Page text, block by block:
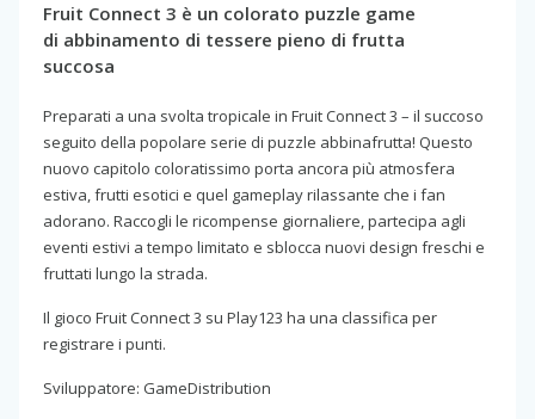
Fruit Connect 3 è un colorato puzzle game
di abbinamento di tessere pieno di frutta
succosa
Preparati a una svolta tropicale in Fruit Connect 3 – il succoso
seguito della popolare serie di puzzle abbinafrutta! Questo
nuovo capitolo coloratissimo porta ancora più atmosfera
estiva, frutti esotici e quel gameplay rilassante che i fan
adorano. Raccogli le ricompense giornaliere, partecipa agli
eventi estivi a tempo limitato e sblocca nuovi design freschi e
fruttati lungo la strada.
Il gioco Fruit Connect 3 su Play123 ha una classifica per
registrare i punti.
Sviluppatore: GameDistribution